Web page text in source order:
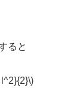
ると